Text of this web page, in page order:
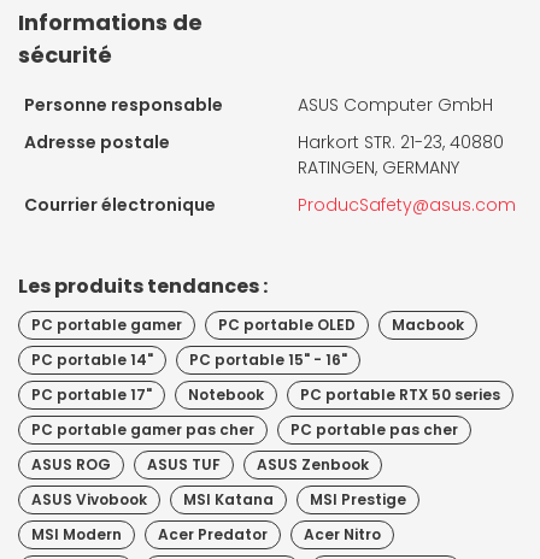
Informations de
sécurité
Personne responsable
ASUS Computer GmbH
Adresse postale
Harkort STR. 21-23, 40880
RATINGEN, GERMANY
Courrier électronique
ProducSafety@asus.com
Les produits tendances :
PC portable gamer PC portable OLED
Macbook
PC portable 14"
PC portable 15" - 16"
PC portable 17"
Notebook
PC portable RTX 50 series
PC portable gamer pas cher
PC portable pas cher
ASUS ROG
ASUS TUF
ASUS Zenbook
ASUS Vivobook
MSI Katana
MSI Prestige
MSI Modern
Acer Predator
Acer Nitro